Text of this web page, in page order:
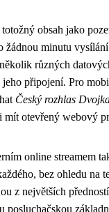
obsah jako
žádnou minutu
různých
připojení. Pro
Český rozhlas
mít otevřený webový
online streamem
bez ohledu na
z největších
posluchačskou